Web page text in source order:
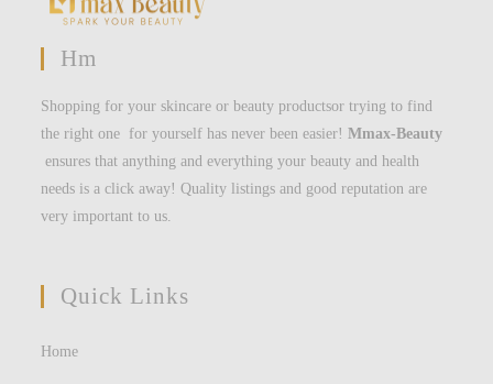
Hm
Shopping for your skincare or beauty productsor trying to find
the right one for yourself has never been easier!Mmax-Beauty
ensures that anything and everything your beauty and health
needs is a click away! Quality listings and good reputation are
very important to us.
Quick Links
Home